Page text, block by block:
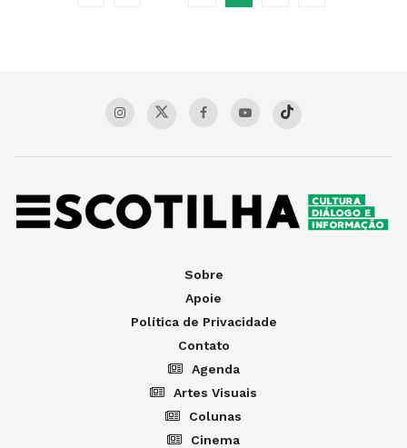
Sobre
Apoie
Política de Privacidade
Contato
Agenda
Artes Visuais
Colunas
Cinema